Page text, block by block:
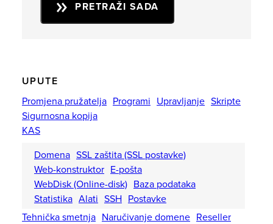
PRETRAŽI SADA
UPUTE
Promjena pružatelja Programi Upravljanje Skripte
Sigurnosna kopija
KAS
Domena SSL zaštita (SSL postavke)
Web-konstruktor E-pošta
WebDisk (Online-disk) Baza podataka
Statistika Alati SSH Postavke
Tehnička smetnja Naručivanje domene Reseller